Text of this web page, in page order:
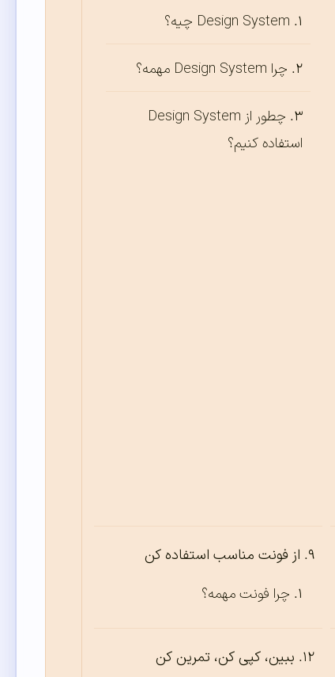
Design System چیه؟
چرا Design System مهمه؟
چطور از Design System
استفاده کنیم؟
از فونت مناسب استفاده کن
چرا فونت مهمه؟
ببین، کپی کن، تمرین کن